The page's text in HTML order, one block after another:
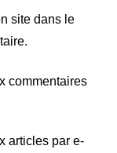
site dans le
commentaires
articles par e-